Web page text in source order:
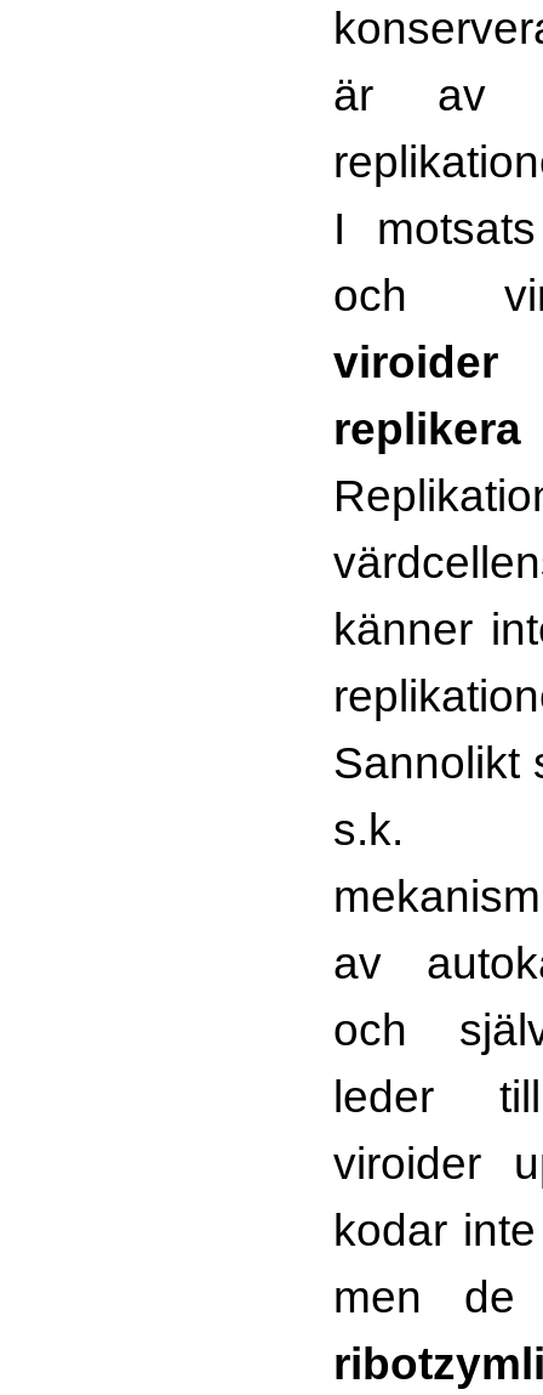
är av
I
och
känner
Sannolikt
s.k.
av
och
leder
viroider
kodar
men